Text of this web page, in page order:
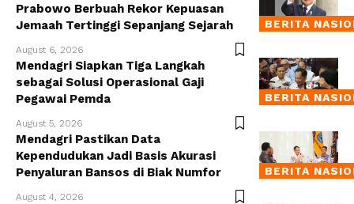
BERITA
Prabowo Berbuah Rekor Kepuasan
Jemaah Tertinggi Sepanjang Sejarah
August 6, 2026
BERITA
Mendagri Siapkan Tiga Langkah
sebagai Solusi Operasional Gaji
Pegawai Pemda
August 5, 2026
BERITA
Mendagri Pastikan Data
Kependudukan Jadi Basis Akurasi
Penyaluran Bansos di Biak Numfor
August 4, 2026